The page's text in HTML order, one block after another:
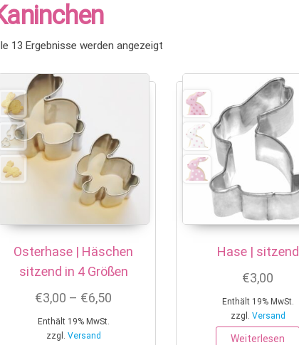
13 Ergebnisse werden angezeigt
Osterhase | Häschen
sitzend in 4 Größen
€3,00 – €6,50 Preisspanne: €3,00 bis €6,50
Enthält 19% MwSt.
zzgl. Versand
Hase | sitzend
€3,00
Enthält 19% MwSt.
zzgl. Versand
Weiterlesen